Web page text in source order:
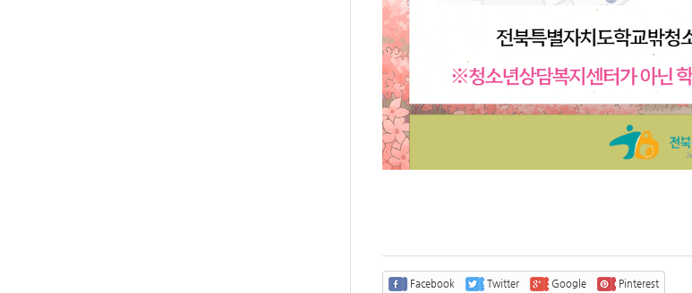
Facebook Twitter Google Pinterest